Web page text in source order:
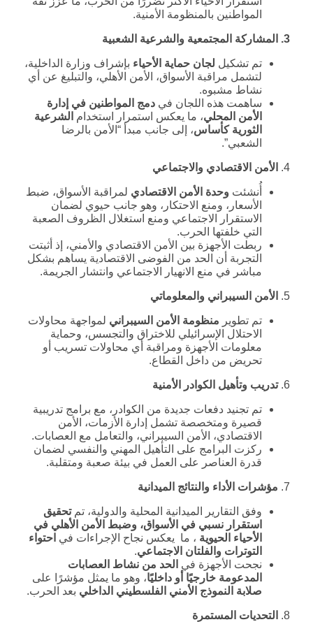
المواطنين بالمنظومة الأمنية.
3. المشاركة المجتمعية والشرعية الشعبية
تم تشكيل لجان حماية الأحياء بإشراف وزارة الداخلية،
لتشمل مراقبة الأسواق، الأمن الأهلي، والتبليغ عن أي
نشاط مشبوه.
ساهمت هذه اللجان في دمج المواطنين في إدارة
الأمن المحلي، ما يعكس استمرار استخدام الشرعية
الثورية كأساس، إلى جانب مبدأ “الأمن بالرضا
الشعبي”.
4. الأمن الاقتصادي والاجتماعي
أُنشئت وحدة الأمن الاقتصادي لمراقبة الأسواق، ضبط
الأسعار، ومنع الاحتكار، وهو جانب حيوي لضمان
الاستقرار الاجتماعي ومنع استغلال الظروف الصعبة
التي خلفتها الحرب.
ربطت الأجهزة بين الأمن الاقتصادي والأمني، إذ أثبتت
التجربة أن الحد من الفوضى الاقتصادية يساهم بشكل
مباشر في منع الانهيار الاجتماعي وانتشار الجريمة.
5. الأمن السيبراني والمعلوماتي
تم تطوير منظومة الأمن السيبراني لمواجهة محاولات
الاحتلال الإسرائيلي للاختراق والتجسس، وحماية
معلومات الأجهزة ومراقبة أي محاولات تسريب أو
تحريض من داخل القطاع.
6. تدريب وتأهيل الكوادر الأمنية
تم تجنيد دفعات جديدة من الكوادر، مع برامج تدريبية
قصيرة ومتخصصة تشمل إدارة الأزمات، الأمن
الاقتصادي، الأمن السيبراني، والتعامل مع العصابات.
ركزت البرامج على التأهيل المهني والنفسي لضمان
قدرة العناصر على العمل في بيئة صعبة ومتقلبة.
7. مؤشرات الأداء والنتائج الميدانية
وفق التقارير الميدانية المحلية والدولية، تمتحقيق
استقرار نسبي في الأسواق، وضبط الأمن الأهلي في
الأحياء الحيوية ، ما يعكس نجاح الإجراءات في احتواء
التوترات والفلتان الاجتماعي.
نجحت الأجهزة في الحد من نشاط العصابات
المدعومة خارجيًا أو داخليًا، وهو ما يمثل مؤشرًا على
صلابة النموذج الأمني الفلسطيني الداخلي بعد الحرب.
8. التحديات المستمرة